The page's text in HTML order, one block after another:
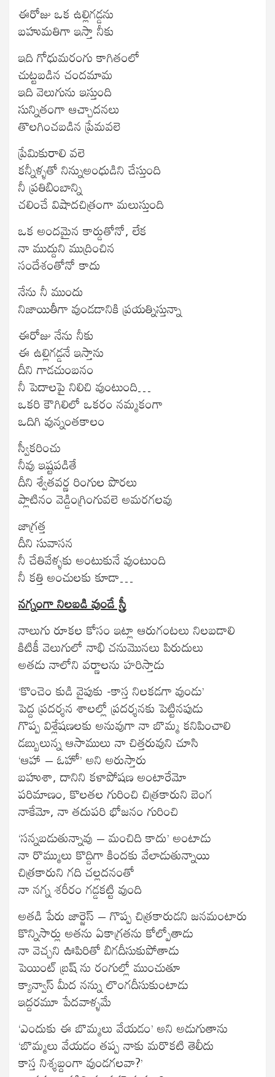
ఈరోజు ఒక ఉల్లిగడ్డను
బహుమతిగా ఇస్తా నీకు
ఇది గోధుమరంగు కాగితంలో
చుట్టబడిన చందమామ
ఇది వెలుగును ఇస్తుంది
సున్నితంగా ఆచ్చాదనలు
తొలగించబడిన ప్రేమవలె
ప్రేమికురాలి వలె
కన్నీళ్ళతో నిన్నుఅంధుడిని చేస్తుంది
నీ ప్రతిబింబాన్ని
చలించే విషాదచిత్రంగా మలుస్తుంది
ఒక అందమైన కార్డుతోనో, లేక
నా ముద్దుని ముద్రించిన
సందేశంతోనో కాదు
నేను నీ ముందు
నిజాయితీగా వుండడానికి ప్రయత్నిస్తున్నా
ఈరోజు నేను నీకు
ఈ ఉల్లిగడ్డనే ఇస్తాను
దీని గాడచుంబనం
నీ పెదాలపై నిలిచి వుంటుంది…
ఒకరి కౌగిలిలో ఒకరం నమ్మకంగా
ఒదిగి వున్నంతకాలం
స్వీకరించు
నీవు ఇష్టపడితే
దీని శ్వేతవర్ణ రింగుల పొరలు
ప్లాటినం వెడ్డింగ్రింగువలె అమరగలవు
జాగ్రత్త
దీని సువాసన
నీ చేతివేళ్ళకు అంటుకునే వుంటుంది
నీ కత్తి అంచులకు కూడా…
నగ్నంగా నిలబడి వుండే స్త్రీ
నాలుగు రూకల కోసం ఇట్లా ఆరుగంటలు నిలబడాలి
కిటికీ వెలుగులో నాభి చనుమొనలు పిరుదులు
అతడు నాలోని వర్ణాలను హరిస్తాడు
‘కొంచెం కుడి వైపుకు -కాస్త నిలకడగా వుండు’
పెద్ద ప్రదర్శన శాలల్లో ప్రదర్శనకు పెట్టినపుడు
గొప్ప విశ్లేషణలకు అనువుగా నా బొమ్మ కనిపించాలి
డబ్బులున్న ఆసాములు నా చిత్తరువుని చూసి
‘ఆహా – ఓహో’ అని అరుస్తారు
బహుశా, దానిని కళాపోషణ అంటారేమో
పరిమాణం, కొలతల గురించి చిత్రకారుని బెంగ
నాకేమో, నా తదుపరి భోజనం గురించి
‘సన్నబడుతున్నావు – మంచిది కాదు’ అంటాడు
నా రొమ్ములు కొద్దిగా కిందకు వేలాడుతున్నాయి
చిత్రకారుని గది చల్లదనంతో
నా నగ్న శరీరం గడ్డకట్టి వుంది
అతడి పేరు జార్జెస్ – గొప్ప చిత్రకారుడని జనమంటారు
కొన్నిసార్లు అతను ఏకాగ్రతను కోల్పోతాడు
నా వెచ్చని ఊపిరితో బిగదీసుకుపోతాడు
పెయింట్ బ్రష్ ను రంగుల్లో ముంచుతూ
క్యాన్వాస్ మీద నన్ను లొంగదీసుకుంటాడు
ఇద్దరమూ పేదవాళ్ళమే
‘ఎందుకు ఈ బొమ్మలు వేయడం’ అని అడుగుతాను
‘బొమ్మలు వేయడం తప్ప నాకు మరొకటి తెలీదు
కాస్త నిశ్శబ్దంగా వుండగలవా?’